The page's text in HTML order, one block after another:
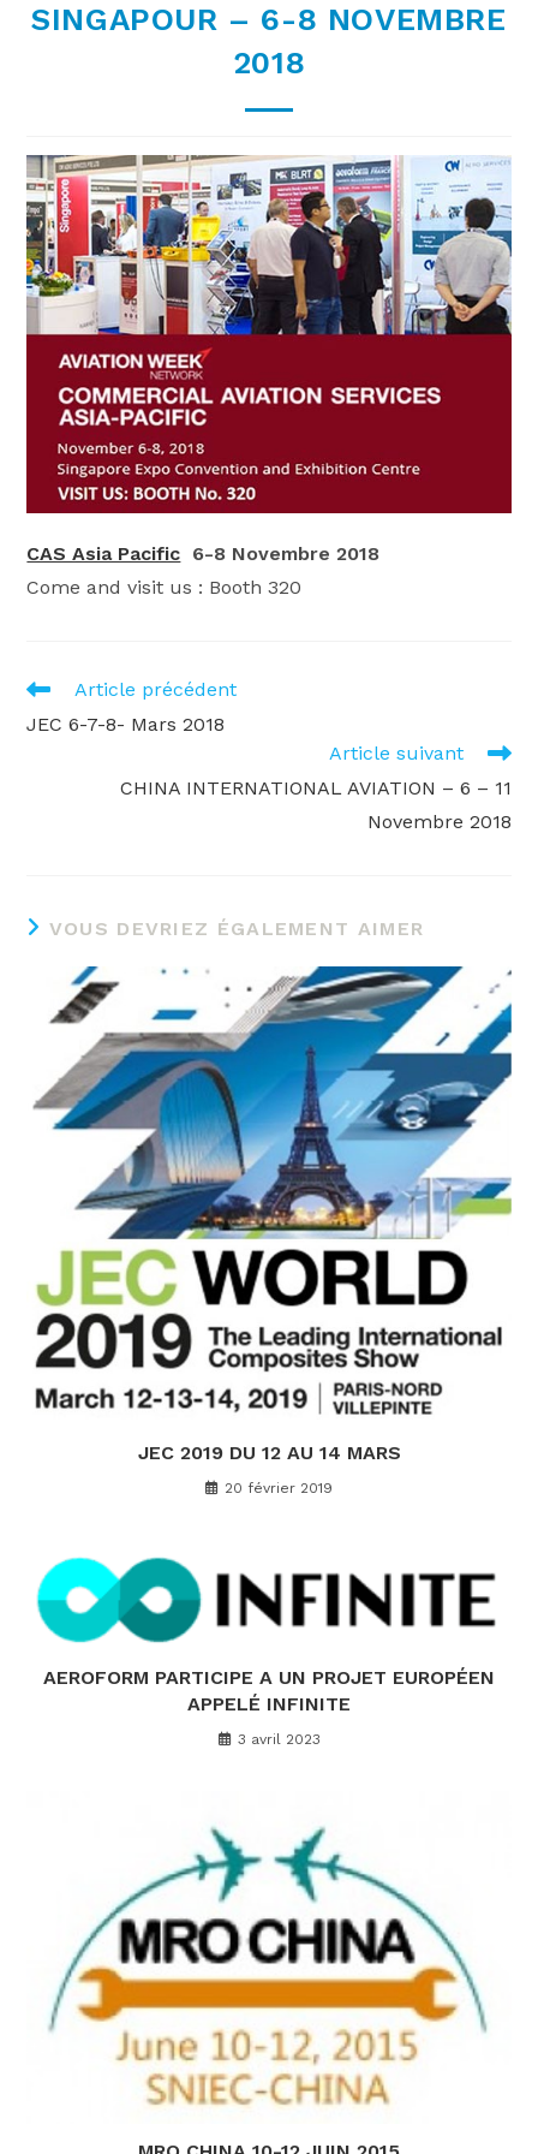
SINGAPOUR – 6-8 NOVEMBRE
2018
CAS Asia Pacific 6-8 Novembre 2018
Come and visit us : Booth 320
READ
ARTICLES
Article précédent
JEC 6-7-8- Mars 2018
Article suivant
CHINA INTERNATIONAL AVIATION – 6 – 11
Novembre 2018
VOUS DEVRIEZ ÉGALEMENT AIMER
JEC 2019 DU 12 AU 14 MARS
20 février 2019
AEROFORM PARTICIPE A UN PROJET EUROPÉEN
APPELÉ INFINITE
3 avril 2023